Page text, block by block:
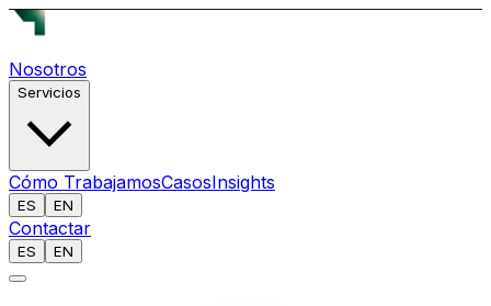
Nosotros
Servicios
Cómo TrabajamosCasosInsights
ES EN
Contactar
ES EN